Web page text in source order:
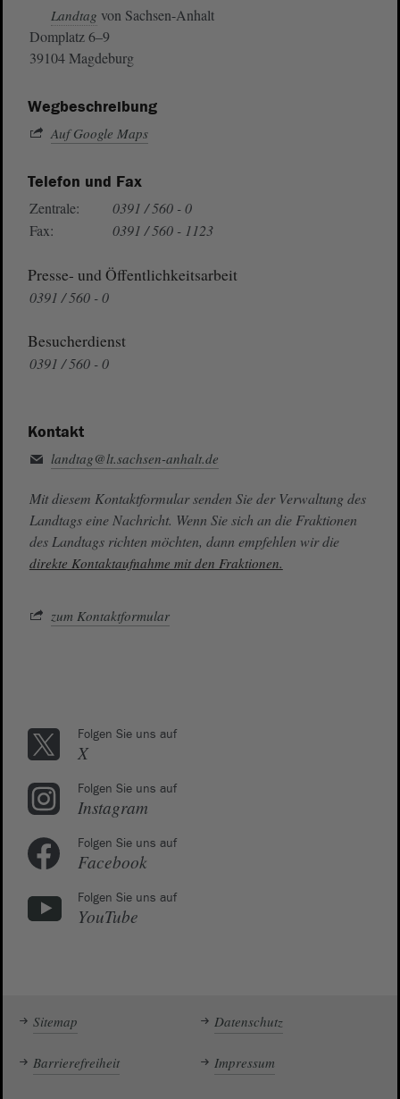
Landtag von Sachsen-Anhalt
Domplatz 6–9
39104 Magdeburg
Wegbeschreibung
Auf Google Maps
Telefon und Fax
Zentrale:
0391 / 560 - 0
Fax:
0391 / 560 - 1123
Presse- und Öffentlichkeitsarbeit
0391 / 560 - 0
Besucherdienst
0391 / 560 - 0
Kontakt
landtag@lt.sachsen-anhalt.de
Mit diesem Kontaktformular senden Sie der Verwaltung des
Landtags eine Nachricht. Wenn Sie sich an die Fraktionen
des Landtags richten möchten, dann empfehlen wir die
direkte Kontaktaufnahme mit den Fraktionen.
zum Kontaktformular
Folgen Sie uns auf
X
Folgen Sie uns auf
Instagram
Folgen Sie uns auf
Facebook
Folgen Sie uns auf
YouTube
Sitemap Datenschutz
Barrierefreiheit Impressum